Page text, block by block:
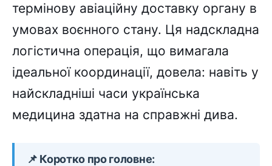
термінову авіаційну доставку органу в
умовах воєнного стану. Ця надскладна
логістична операція, що вимагала
ідеальної координації, довела: навіть у
найскладніші часи українська
медицина здатна на справжні дива.
📌 Коротко про головне: